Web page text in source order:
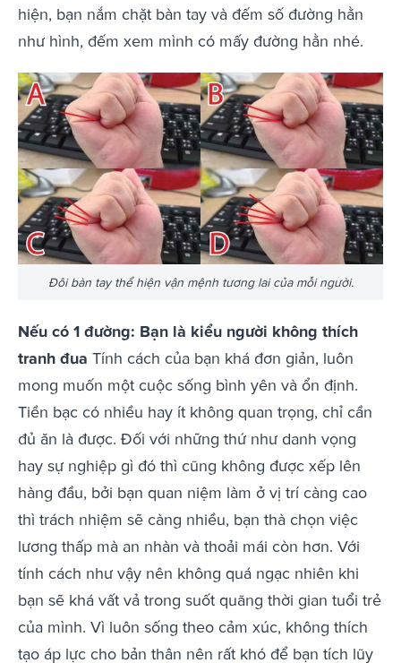
hiện, bạn nắm chặt bàn tay và đếm số đường hằn
như hình, đếm xem mình có mấy đường hằn nhé.
Đôi bàn tay thể hiện vận mệnh tương lai của mỗi người.
Nếu có 1 đường: Bạn là kiểu người không thích
tranh đua Tính cách của bạn khá đơn giản, luôn
mong muốn một cuộc sống bình yên và ổn định.
Tiền bạc có nhiều hay ít không quan trọng, chỉ cần
đủ ăn là được. Đối với những thứ như danh vọng
hay sự nghiệp gì đó thì cũng không được xếp lên
hàng đầu, bởi bạn quan niệm làm ở vị trí càng cao
thì trách nhiệm sẽ càng nhiều, bạn thà chọn việc
lương thấp mà an nhàn và thoải mái còn hơn. Với
tính cách như vậy nên không quá ngạc nhiên khi
bạn sẽ khá vất vả trong suốt quãng thời gian tuổi trẻ
của mình. Vì luôn sống theo cảm xúc, không thích
tạo áp lực cho bản thân nên rất khó để bạn tích lũy